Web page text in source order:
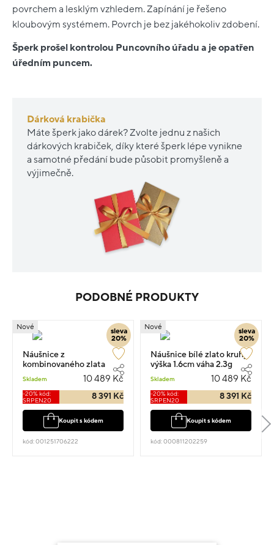
povrchem a lesklým vzhledem. Zapínání je řešeno
kloubovým systémem. Povrch je bez jakéhokoliv zdobení.
Šperk prošel kontrolou Puncovního úřadu a je opatřen
úředním puncem.
Dárková krabička
Máte šperk jako dárek? Zvolte jednu z našich
dárkových krabiček, díky které šperk lépe vynikne
a samotné předání bude působit promyšleně a
výjimečně.
PODOBNÉ PRODUKTY
sleva
20%
Nové
Náušnice z
kombinovaného zlata
srdce 3.8cm 2.3g
Skladem 10 489 Kč
-20% kód:
SRPEN20
8 391 Kč
Koupit s kódem
kód: 001251706222
sleva
20%
Nové
Náušnice bílé zlato kruhy
výška 1.6cm váha 2.3g
Skladem 10 489 Kč
-20% kód:
SRPEN20
8 391 Kč
Koupit s kódem
kód: 000811202259